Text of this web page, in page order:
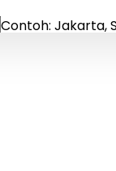
Contoh: Jakarta,